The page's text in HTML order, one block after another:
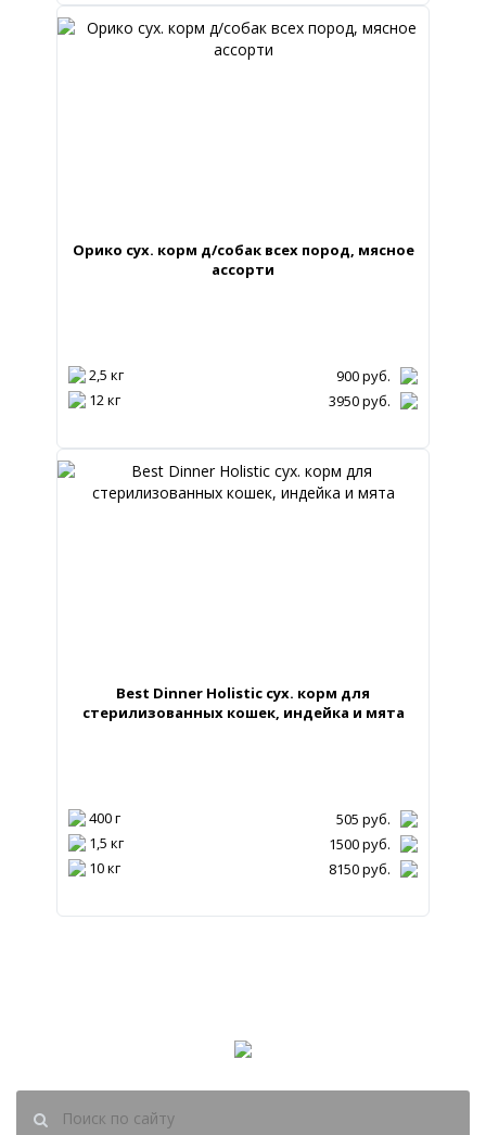
Орико сух. корм д/собак всех пород, мясное
ассорти
2,5 кг 900руб.
12 кг
3950руб.
Best Dinner Holistic сух. корм для
стерилизованных кошек, индейка и мята
400 г 505 руб.
1,5 кг
1500руб.
10 кг
8150руб.